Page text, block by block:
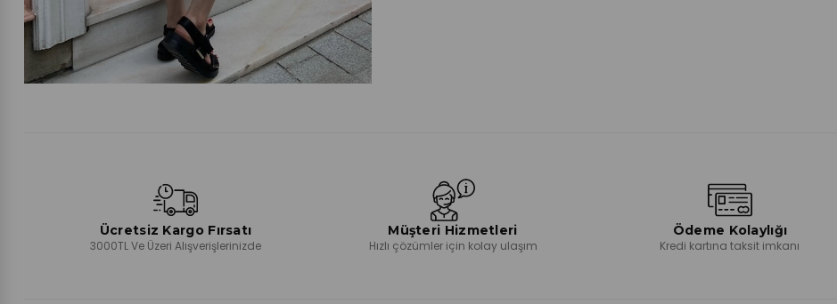
Ücretsiz Kargo Fırsatı
3000TL Ve Üzeri Alışverişlerinizde
Müşteri Hizmetleri
Hızlı çözümler için kolay ulaşım
Ödeme Kolaylığı
Kredi kartına taksit imkanı